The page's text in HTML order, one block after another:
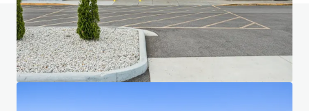
Haben Sie Fragen zu diesem Thema? Besuchen
Sie unsere FAQ.